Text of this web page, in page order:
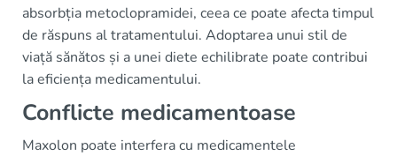
absorbția metoclopramidei, ceea ce poate afecta timpul
de răspuns al tratamentului. Adoptarea unui stil de
viață sănătos și a unei diete echilibrate poate contribui
la eficiența medicamentului.
Conflicte medicamentoase
Maxolon poate interfera cu medicamentele